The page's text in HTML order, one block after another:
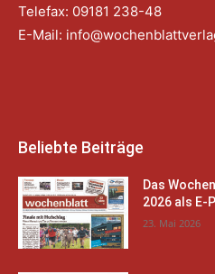
Telefax: 09181 238-48
E-Mail:
Beliebte Beiträge
Das
2026 als E-
23. Mai 2026